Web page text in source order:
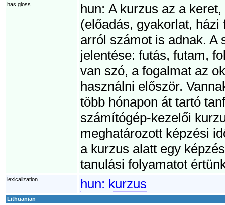
has gloss
hun: A kurzus az a
(előadás, gyakorlat,
arról számot is adnak. A
jelentése: futás, futam,
van szó, a fogalmat az
használni először.
több hónapon át tartó
számítógép-kezelői
meghatározott képzési
a kurzus alatt egy
tanulási folyamatot
lexicalization hun: kurzus
Lithuanian